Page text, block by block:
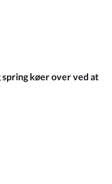
spring køer over ved at